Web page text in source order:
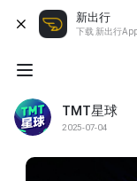
新出行
下载 新出行
TMT星球
2025-07-04